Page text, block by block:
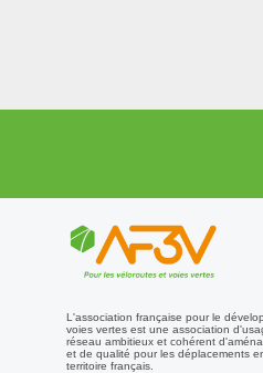
L'association française pour le
voies vertes est une association
réseau ambitieux et cohérent
et de qualité pour les déplacements
territoire français.